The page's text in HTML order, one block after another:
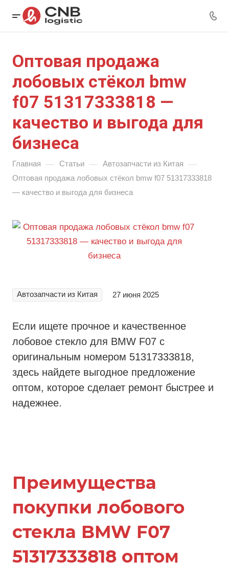
Оптовая продажа
лобовых стёкол bmw
f07 51317333818 —
качество и выгода для
бизнеса
Главная — Статьи — Автозапчасти из Китая —
Оптовая продажа лобовых стёкол bmw f07 51317333818
— качество и выгода для бизнеса
Автозапчасти из Китая 27 июня 2025
Если ищете прочное и качественное
лобовое стекло для BMW F07 с
оригинальным номером 51317333818,
здесь найдете выгодное предложение
оптом, которое сделает ремонт быстрее и
надежнее.
Преимущества
покупки лобового
стекла BMW F07
51317333818 оптом